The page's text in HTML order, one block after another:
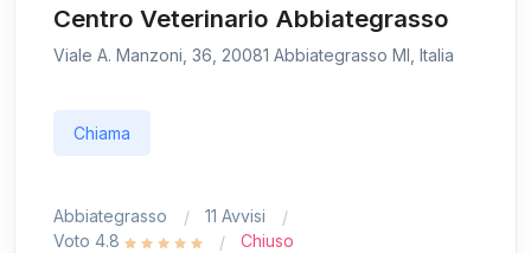
Centro Veterinario Abbiategrasso
Viale A. Manzoni, 36, 20081 Abbiategrasso MI, Italia
Chiama
Abbiategrasso
11 Avvisi
Voto 4.8
Chiuso